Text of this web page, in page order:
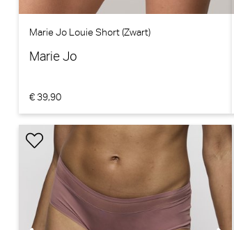
Marie Jo Louie Short (Zwart)
Marie Jo
€ 39,90